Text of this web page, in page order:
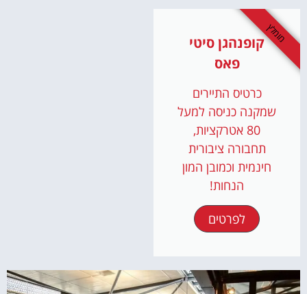
קופנהגן סיטי
פאס
כרטיס התיירים
שמקנה כניסה למעל
80 אטרקציות,
תחבורה ציבורית
חינמית וכמובן המון
הנחות!
לפרטים
מומלץ